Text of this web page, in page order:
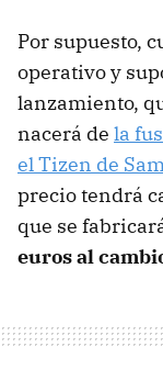
Por supuesto,
operativo y
lanzamiento,
nacerá de la
el Tizen de
precio tendrá
que se
euros al